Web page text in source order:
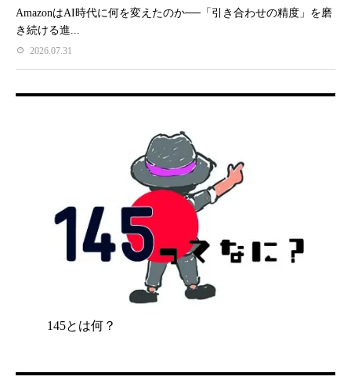
AmazonはAI時代に何を変えたのか──「引き合わせの精度」を磨
き続ける進...
2026.07.31
145とは何？